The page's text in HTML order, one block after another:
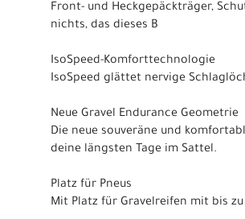
Front- und Heckgepäckträger,
nichts, das dieses B
IsoSpeed-Komforttechnologie
IsoSpeed glättet nervige
Neue Gravel Endurance Geometrie
Die neue souveräne und
deine längsten Tage im Sattel.
Platz für Pneus
Mit Platz für Gravelreifen mit bis